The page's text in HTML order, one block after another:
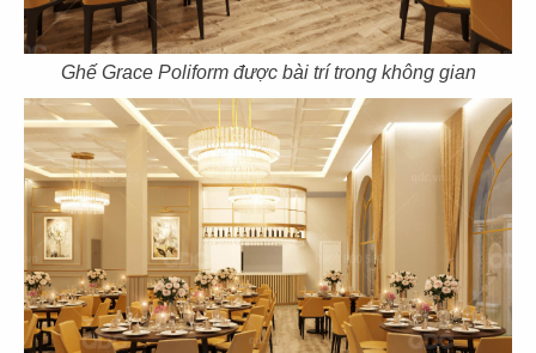
Ghế Grace Poliform được bài trí trong không gian
63
THE STREET
CN Sương Nguyệt Ánh
64
THE STREET
CN Phan Đăng Lưu